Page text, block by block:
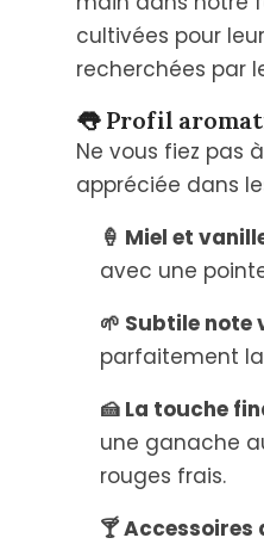
cultivées pour
recherchées par
👅 Profil
Ne vous fiez pas
appréciée dans
🍦 Miel et
avec une
🌱 Subtile note
parfaitement
🍰 La touche
une ganache
rouges frais.
🍸